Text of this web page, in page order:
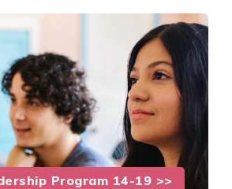
Program 14-19 >>